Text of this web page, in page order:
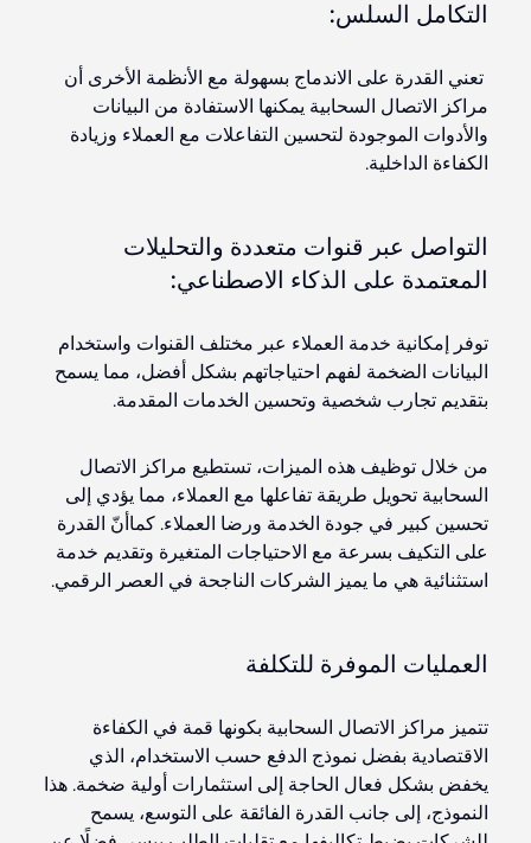
التكامل السلس:
تعني القدرة على الاندماج بسهولة مع الأنظمة الأخرى أن
مراكز الاتصال السحابية يمكنها الاستفادة من البيانات
والأدوات الموجودة لتحسين التفاعلات مع العملاء وزيادة
الكفاءة الداخلية.
التواصل عبر قنوات متعددة والتحليلات
المعتمدة على الذكاء الاصطناعي:
توفر إمكانية خدمة العملاء عبر مختلف القنوات واستخدام
البيانات الضخمة لفهم احتياجاتهم بشكل أفضل، مما يسمح
بتقديم تجارب شخصية وتحسين الخدمات المقدمة.
من خلال توظيف هذه الميزات، تستطيع مراكز الاتصال
السحابية تحويل طريقة تفاعلها مع العملاء، مما يؤدي إلى
تحسين كبير في جودة الخدمة ورضا العملاء. كماأنّ القدرة
على التكيف بسرعة مع الاحتياجات المتغيرة وتقديم خدمة
استثنائية هي ما يميز الشركات الناجحة في العصر الرقمي.
العمليات الموفرة للتكلفة
تتميز مراكز الاتصال السحابية بكونها قمة في الكفاءة
الاقتصادية بفضل نموذج الدفع حسب الاستخدام، الذي
يخفض بشكل فعال الحاجة إلى استثمارات أولية ضخمة. هذا
النموذج، إلى جانب القدرة الفائقة على التوسع، يسمح